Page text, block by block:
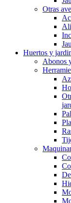
Otras
Huertos y
Abonos